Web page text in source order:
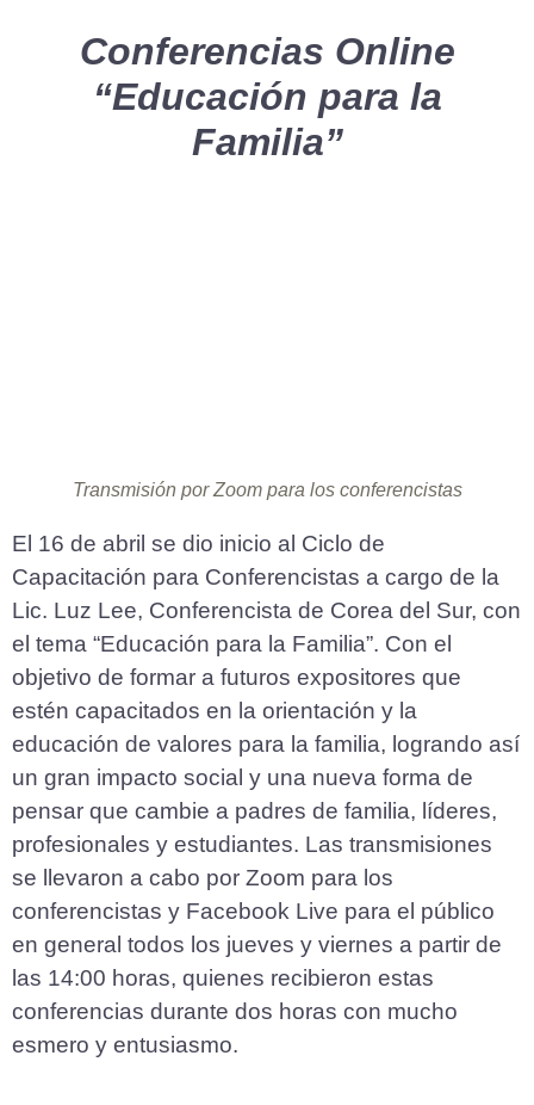
Conferencias Online
“Educación para la
Familia”
Transmisión por Zoom para los conferencistas
El 16 de abril se dio inicio al Ciclo de
Capacitación para Conferencistas a cargo de la
Lic. Luz Lee, Conferencista de Corea del Sur, con
el tema “Educación para la Familia”. Con el
objetivo de formar a futuros expositores que
estén capacitados en la orientación y la
educación de valores para la familia, logrando así
un gran impacto social y una nueva forma de
pensar que cambie a padres de familia, líderes,
profesionales y estudiantes. Las transmisiones
se llevaron a cabo por Zoom para los
conferencistas y Facebook Live para el público
en general todos los jueves y viernes a partir de
las 14:00 horas, quienes recibieron estas
conferencias durante dos horas con mucho
esmero y entusiasmo.